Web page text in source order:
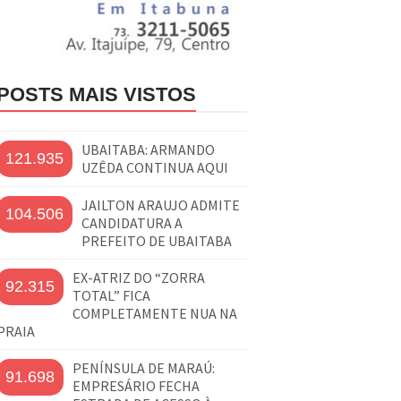
MAIS VISTOS
121.935
UBAITABA: ARMANDO
UZÊDA CONTINUA AQUI
104.506
JAILTON ARAUJO ADMITE
CANDIDATURA A
PREFEITO DE UBAITABA
92.315
EX-ATRIZ DO “ZORRA
TOTAL” FICA
COMPLETAMENTE NUA NA
91.698
PENÍNSULA DE MARAÚ:
EMPRESÁRIO FECHA